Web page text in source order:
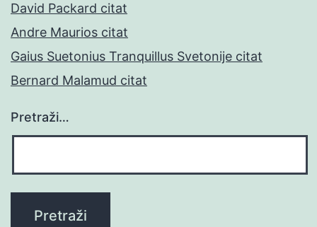
David Packard citat
Andre Maurios citat
Gaius Suetonius Tranquillus Svetonije citat
Bernard Malamud citat
Pretraži…